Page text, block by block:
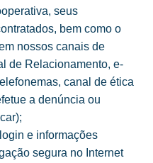
seus
bem como o
nossos canais de
de Relacionamento, e-
canal de ética
a denúncia ou
e informações
segura no Internet